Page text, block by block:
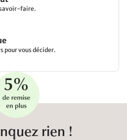
savoir-faire.
pour vous décider.
rien !